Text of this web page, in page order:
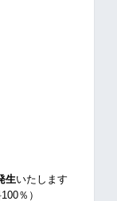
生いたします
％）